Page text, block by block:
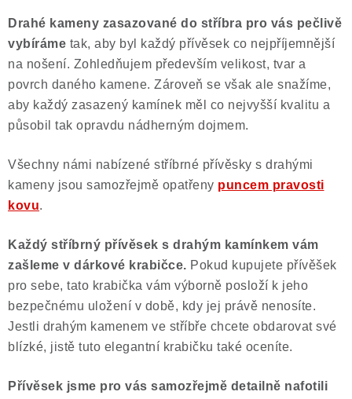
Drahé kameny zasazované do stříbra pro vás pečlivě
vybíráme tak, aby byl každý přívěsek co nejpříjemnější
na nošení. Zohledňujem především velikost, tvar a
povrch daného kamene. Zároveň se však ale snažíme,
aby každý zasazený kamínek měl co nejvyšší kvalitu a
působil tak opravdu nádherným dojmem.
Všechny námi nabízené stříbrné přívěsky s drahými
kameny jsou samozřejmě opatřeny puncem pravosti
kovu.
Každý stříbrný přívěsek s drahým kamínkem vám
zašleme v dárkové krabičce. Pokud kupujete přívěšek
pro sebe, tato krabička vám výborně posloží k jeho
bezpečnému uložení v době, kdy jej právě nenosíte.
Jestli drahým kamenem ve stříbře chcete obdarovat své
blízké, jistě tuto elegantní krabičku také oceníte.
Přívěsek jsme pro vás samozřejmě detailně nafotili